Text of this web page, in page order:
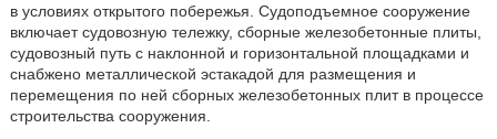
в условиях открытого побережья. Судоподъемное cооружение
включает судовозную тележку, сборные железобетонные плиты,
судовозный путь с наклонной и горизонтальной площадками и
снабжено металлической эстакадой для размещения и
перемещения по ней сборных железобетонных плит в процессе
строительства сооружения.